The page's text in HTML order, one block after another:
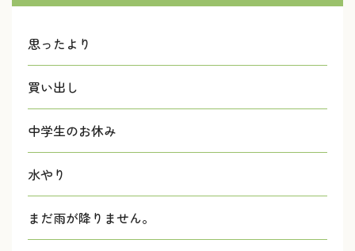
思ったより
買い出し
中学生のお休み
水やり
まだ雨が降りません。